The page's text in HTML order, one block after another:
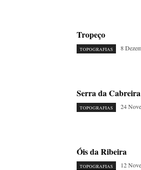
Tropeço
TOPOGRAFIAS 8
Serra da Cabreira
TOPOGRAFIAS 24
Óis da Ribeira
TOPOGRAFIAS 12